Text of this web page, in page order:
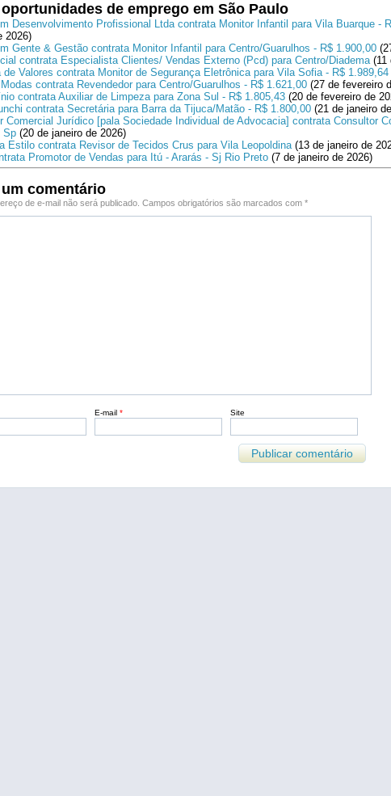
de emprego em São Paulo
Desenvolvimento Profissional Ltda contrata Monitor Infantil para Vila Buarque -
2026)
Gente & Gestão contrata Monitor Infantil para Centro/Guarulhos - R$ 1.900,00
contrata Especialista Clientes/ Vendas Externo (Pcd) para Centro/Diadema(11
de Valores contrata Monitor de Segurança Eletrônica para Vila Sofia - R$ 1.989,64
contrata Revendedor para Centro/Guarulhos - R$ 1.621,00 (27 de fevereiro
contrata Auxiliar de Limpeza para Zona Sul - R$ 1.805,43 (20 de fevereiro de
contrata Secretária para Barra da Tijuca/Matão - R$ 1.800,00 (21 de janeiro
Comercial Jurídico [pala Sociedade Individual de Advocacia] contrata Consultor
Sp (20 de janeiro de 2026)
Estilo contrata Revisor de Tecidos Crus para Vila Leopoldina(13 de janeiro de
Promotor de Vendas para Itú - Ararás - Sj Rio Preto (7 de janeiro de 2026)
comentário
de e-mail não será publicado. Campos obrigatórios são marcados com *
E-mail * Site